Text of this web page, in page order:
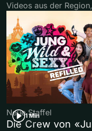
Videos aus der
1 Min
Neue Staffel
Die Crew von